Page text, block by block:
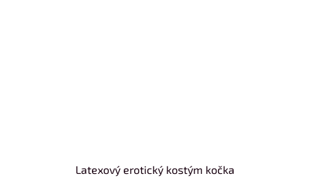
Latexový erotický kostým kočka